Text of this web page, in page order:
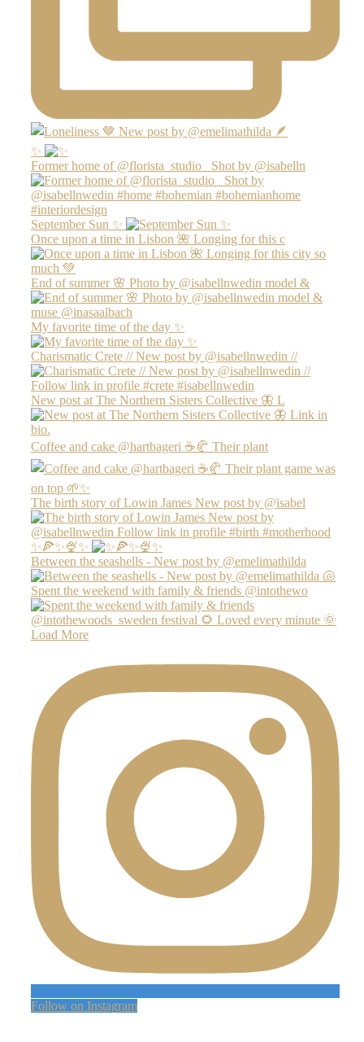
✨
Former home of @florista_studio_ Shot by @isabelln
September Sun ✨
Once upon a time in Lisbon 🌺 Longing for this c
End of summer 🌸 Photo by @isabellnwedin model &
My favorite time of the day ✨
Charismatic Crete // New post by @isabellnwedin //
New post at The Northern Sisters Collective 🦋 L
Coffee and cake @hartbageri ☕️🥐 Their plant
The birth story of Lowin James New post by @isabel
✨🍕✨🍨✨
Between the seashells - New post by @emelimathilda
Spent the weekend with family & friends @intothewo
Load More
Follow on Instagram